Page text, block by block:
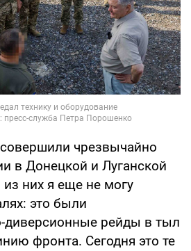
чрезвычайно
в Донецкой и Луганской
из них я еще не могу
это были
диверсионные рейды в тыл
фронта. Сегодня это те